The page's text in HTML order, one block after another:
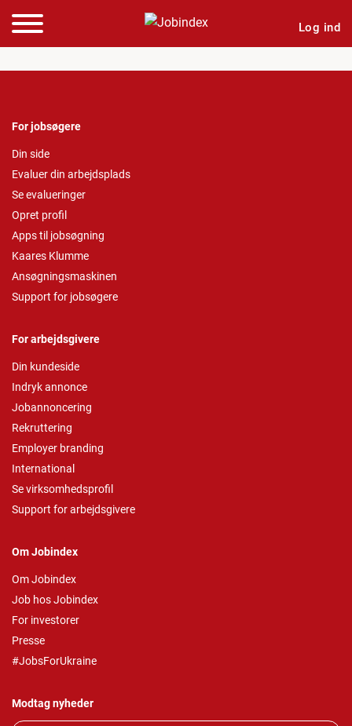
Log ind
For jobsøgere
Din side
Evaluer din arbejdsplads
Se evalueringer
Opret profil
Apps til jobsøgning
Kaares Klumme
Ansøgningsmaskinen
Support for jobsøgere
For arbejdsgivere
Din kundeside
Indryk annonce
Jobannoncering
Rekruttering
Employer branding
International
Se virksomhedsprofil
Support for arbejdsgivere
Om Jobindex
Om Jobindex
Job hos Jobindex
For investorer
Presse
#JobsForUkraine
Modtag nyheder